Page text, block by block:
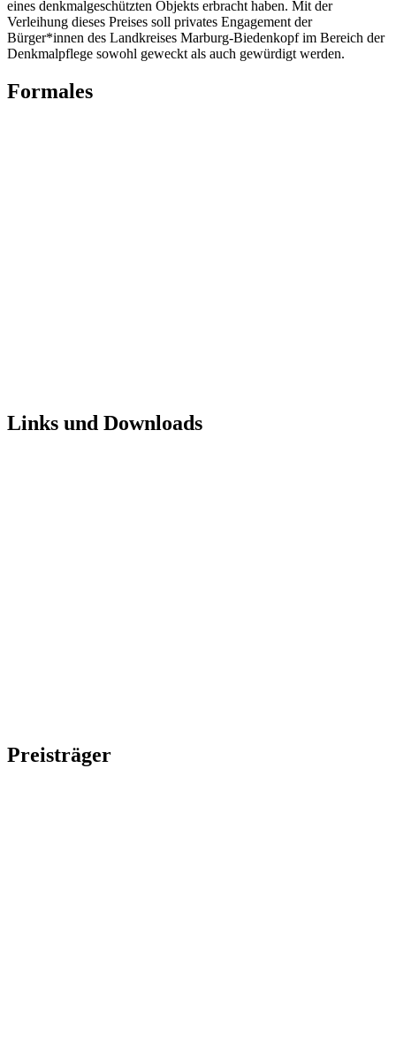
eines denkmalgeschützten Objekts erbracht haben. Mit der
Verleihung dieses Preises soll privates Engagement der
Bürger*innen des Landkreises Marburg-Biedenkopf im Bereich der
Denkmalpflege sowohl geweckt als auch gewürdigt werden.
Formales
Links und Downloads
Preisträger